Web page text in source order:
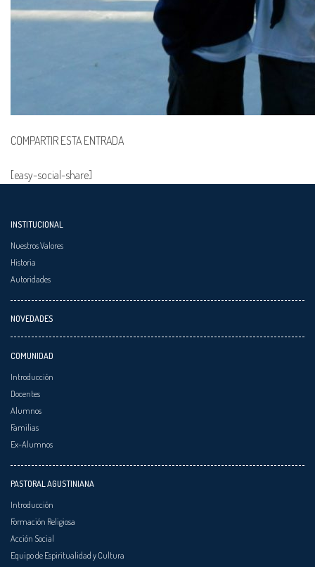
COMPARTIR ESTA ENTRADA
[easy-social-share]
INSTITUCIONAL
Nuestros Valores
Historia
Autoridades
NOVEDADES
COMUNIDAD
Introducción
Docentes
Alumnos
Familias
Ex-Alumnos
PASTORAL AGUSTINIANA
Introducción
Formación Religiosa
Acción Social
Equipo de Espiritualidad y Cultura